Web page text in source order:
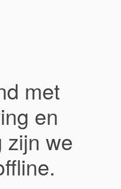
met
en
zijn we